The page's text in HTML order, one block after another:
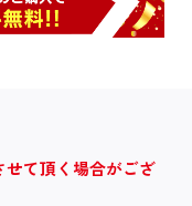
て頂く場合がござ